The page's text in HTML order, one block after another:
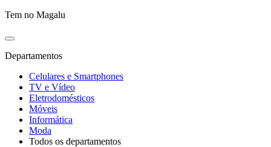
Tem no Magalu
Departamentos
Celulares e Smartphones
TV e Vídeo
Eletrodomésticos
Móveis
Informática
Moda
Todos os departamentos